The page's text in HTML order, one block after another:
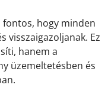
fontos, hogy minden
visszaigazoljanak. Ez
hanem a
üzemeltetésben és